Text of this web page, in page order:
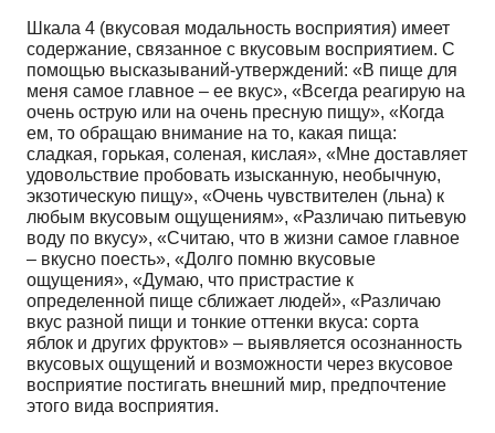
Шкала 4 (вкусовая модальность восприятия) имеет
содержание, связанное с вкусовым восприятием. С
помощью высказываний-утверждений: «В пище для
меня самое главное – ее вкус», «Всегда реагирую на
очень острую или на очень пресную пищу», «Когда
ем, то обращаю внимание на то, какая пища:
сладкая, горькая, соленая, кислая», «Мне доставляет
удовольствие пробовать изысканную, необычную,
экзотическую пищу», «Очень чувствителен (льна) к
любым вкусовым ощущениям», «Различаю питьевую
воду по вкусу», «Считаю, что в жизни самое главное
– вкусно поесть», «Долго помню вкусовые
ощущения», «Думаю, что пристрастие к
определенной пище сближает людей», «Различаю
вкус разной пищи и тонкие оттенки вкуса: сорта
яблок и других фруктов» – выявляется осознанность
вкусовых ощущений и возможности через вкусовое
восприятие постигать внешний мир, предпочтение
этого вида восприятия.